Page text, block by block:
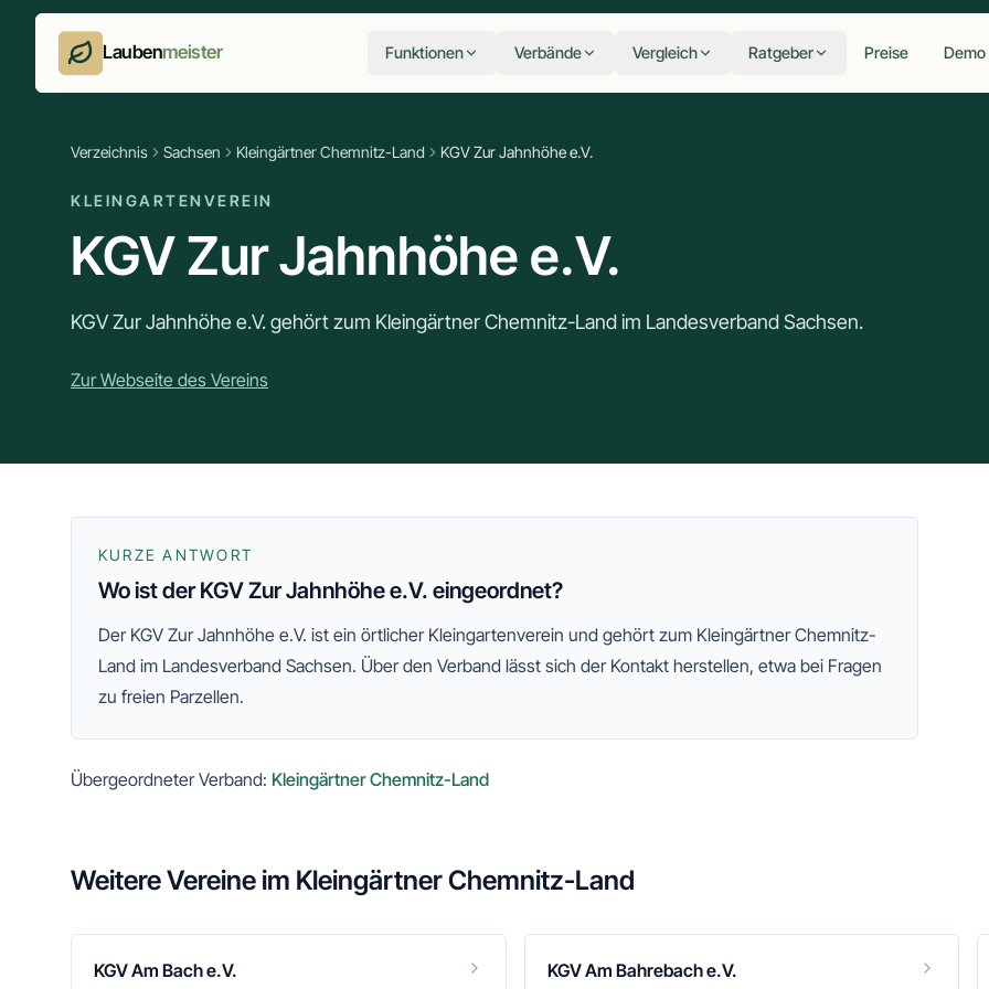
Laubenmeister Funktionen Verbände Vergleich Ratgeber Preise Demo
Verzeichnis Sachsen Kleingärtner Chemnitz-Land KGV Zur Jahnhöhe e.V.
KLEINGARTENVEREIN
KGV Zur Jahnhöhe e.V.
KGV Zur Jahnhöhe e.V. gehört zum Kleingärtner Chemnitz-Land im Landesverband Sachsen.
Zur Webseite des Vereins
KURZE ANTWORT
Wo ist der KGV Zur Jahnhöhe e.V. eingeordnet?
Der KGV Zur Jahnhöhe e.V. ist ein örtlicher Kleingartenverein und gehört zum Kleingärtner Chemnitz-
Land im Landesverband Sachsen. Über den Verband lässt sich der Kontakt herstellen, etwa bei Fragen
zu freien Parzellen.
Übergeordneter Verband: Kleingärtner Chemnitz-Land
Weitere Vereine im Kleingärtner Chemnitz-Land
KGV Am Bach e.V. KGV Am Bahrebach e.V.